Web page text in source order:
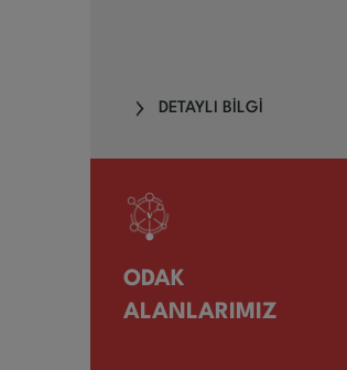
DETAYLI BİLGİ
ODAK
ALANLARIMIZ